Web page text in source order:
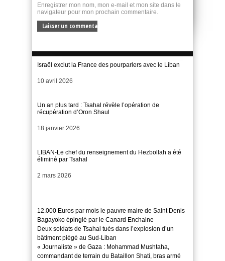
Enregistrer mon nom, mon e-mail et mon site dans le
navigateur pour mon prochain commentaire.
Israël exclut la France des pourparlers avec le Liban
Date
10 avril 2026
Un an plus tard : Tsahal révèle l’opération de
récupération d’Oron Shaul
Date
18 janvier 2026
LIBAN-Le chef du renseignement du Hezbollah a été
éliminé par Tsahal
Date
2 mars 2026
12.000 Euros par mois le pauvre maire de Saint Denis
Bagayoko épinglé par le Canard Enchaine
Deux soldats de Tsahal tués dans l’explosion d’un
bâtiment piégé au Sud-Liban
« Journaliste » de Gaza : Mohammad Mushtaha,
commandant de terrain du Bataillon Shati, bras armé